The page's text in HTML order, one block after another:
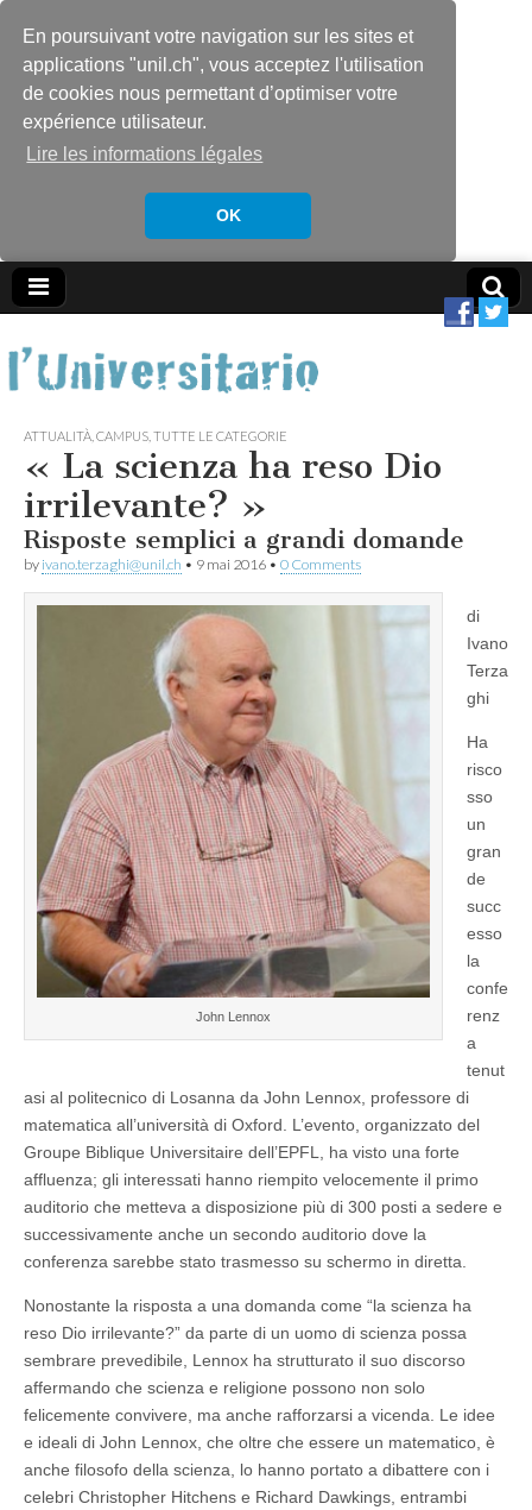
En poursuivant votre navigation sur les sites et
applications "unil.ch", vous acceptez l'utilisation
de cookies nous permettant d’optimiser votre
expérience utilisateur.
Lire les informations légales
OK
ATTUALITÀ CAMPUS TUTTE LE CATEGORIE
« La scienza ha reso Dio
irrilevante? »
Risposte semplici a grandi domande
by ivano.terzaghi@unil.ch • 9 mai 2016 • 0 Comments
John Lennox
di
Ivano
Terza
ghi
Ha
risco
sso
un
gran
de
succ
esso
la
confe
renz
a
tenut
asi al politecnico di Losanna da John Lennox, professore di
matematica all’università di Oxford. L’evento, organizzato del
Groupe Biblique Universitaire dell’EPFL, ha visto una forte
affluenza; gli interessati hanno riempito velocemente il primo
auditorio che metteva a disposizione più di 300 posti a sedere e
successivamente anche un secondo auditorio dove la
conferenza sarebbe stato trasmesso su schermo in diretta.
Nonostante la risposta a una domanda come “la scienza ha
reso Dio irrilevante?” da parte di un uomo di scienza possa
sembrare prevedibile, Lennox ha strutturato il suo discorso
affermando che scienza e religione possono non solo
felicemente convivere, ma anche rafforzarsi a vicenda. Le idee
e ideali di John Lennox, che oltre che essere un matematico, è
anche filosofo della scienza, lo hanno portato a dibattere con i
celebri Christopher Hitchens e Richard Dawkings, entrambi